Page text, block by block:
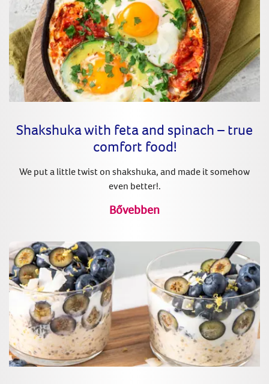
Shakshuka with feta and spinach – true
comfort food!
We put a little twist on shakshuka, and made it somehow
even better!.
Bővebben